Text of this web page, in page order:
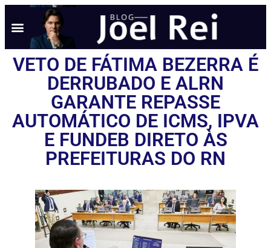
VETO DE FÁTIMA BEZERRA É
DERRUBADO E ALRN
GARANTE REPASSE
AUTOMÁTICO DE ICMS, IPVA
E FUNDEB DIRETO ÀS
PREFEITURAS DO RN